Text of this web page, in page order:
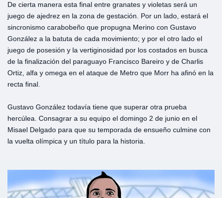
De cierta manera esta final entre granates y violetas será un
juego de ajedrez en la zona de gestación. Por un lado, estará el
sincronismo carabobeño que propugna Merino con Gustavo
González a la batuta de cada movimiento; y por el otro lado el
juego de posesión y la vertiginosidad por los costados en busca
de la finalización del paraguayo Francisco Bareiro y de Charlis
Ortiz, alfa y omega en el ataque de Metro que Morr ha afinó en la
recta final.
Gustavo González todavía tiene que superar otra prueba
hercúlea. Consagrar a su equipo el domingo 2 de junio en el
Misael Delgado para que su temporada de ensueño culmine con
la vuelta olímpica y un título para la historia.